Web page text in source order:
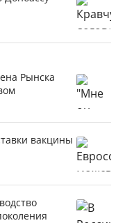
Рынска
вакцины